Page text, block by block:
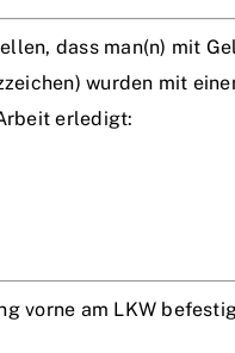
dass man(n) mit
wurden mit
erledigt:
vorne am LKW